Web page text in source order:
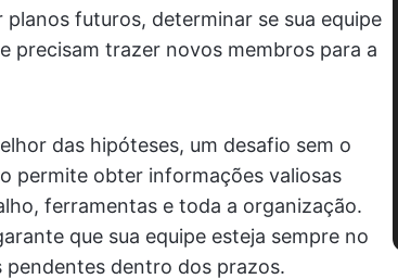
futuros, determinar se sua equipe
precisam trazer novos membros para a
das hipóteses, um desafio sem o
permite obter informações valiosas
ferramentas e toda a organização.
que sua equipe esteja sempre no
dentro dos prazos.